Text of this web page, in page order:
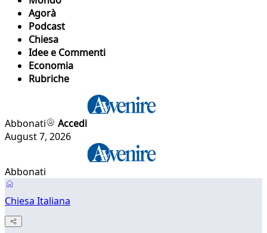
Agorà
Podcast
Chiesa
Idee e Commenti
Economia
Rubriche
Abbonati
Accedi
August 7, 2026
Abbonati
Chiesa Italiana